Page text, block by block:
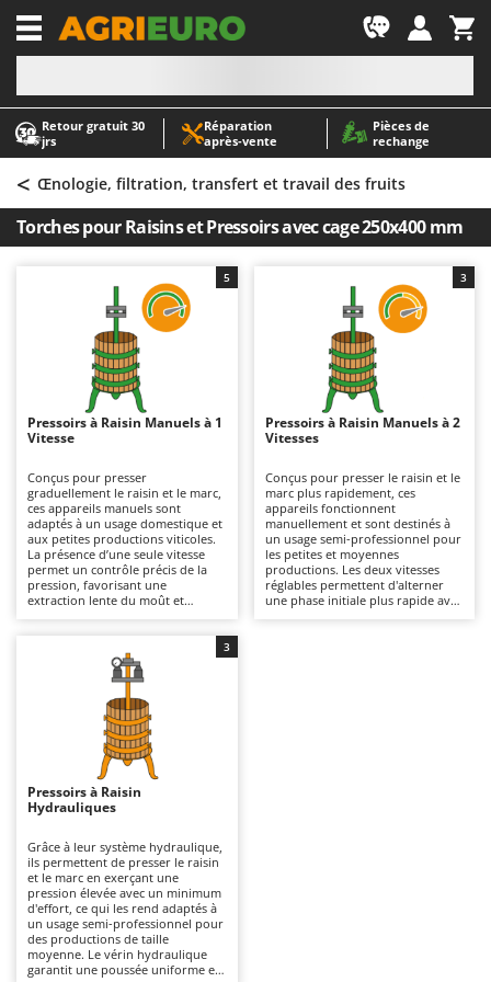
Retour gratuit 30
jrs
Réparation
après‑vente
Pièces de
rechange
-1
A
Abris de jardin
Accessoires pour tracteurs tondeuses autoportés
Aérateurs Scarificateurs pour gazon
Arracheuses de pommes de terre pour tracteur
Aspirateurs - Balais Électriques
Aspirateurs à cendres
Aspirateurs à feuilles sur roues
Aspirateurs de piscine
Aspirateurs Multifonctions
Atomiseurs agricoles pour tracteurs
Atomiseurs pour traitements
Autolaveuses
Autres produits
B
Balayeuses
Bancs de scie pour le bois - Scies à bûches
Barbecues
Bennes pour tracteur
Brosses pour sols extérieurs
Brouettes à moteur
Broyeurs à axe horizontal pour tracteur
Butteurs pour tracteur
C
Chargeurs de batterie - Démarreurs
Charrues pour tracteur
A
AgriEuro Premium
AgriEuro TOP-LINE
AGT
Airmec
AL-KO
ALA 2000
Alce
Alpina
Ama
Ambrogio Robot
Annovi Reverberi
ANTHBOT
Archman
Ariete
Artus
Attila
Ausonia
Awelco
B
Baesso
Bahco
< Œnologie, filtration, transfert et travail des fruits
Torches pour Raisins et Pressoirs avec cage 250x400 mm
Pressoirs à Raisin Manuels à 1
Vitesse
Conçus pour presser
graduellement le raisin et le marc,
ces appareils manuels sont
adaptés à un usage domestique et
aux petites productions viticoles.
La présence d’une seule vitesse
permet un contrôle précis de la
pression, favorisant une
extraction lente du moût et
caves domestiques, ils
garantissent une bonne qualité du
travail plus longs mais une plus
grande délicatesse. Après
utilisation, il faut nettoyer
soigneusement la cage et les
surfaces en contact avec le moût
afin d’en préserver l’hygiène et la
durée de vie.
5
Pressoirs à Raisin Manuels à 2
Vitesses
Conçus pour presser le raisin et le
marc plus rapidement, ces
appareils fonctionnent
manuellement et sont destinés à
un usage semi-professionnel pour
les petites et moyennes
productions. Les deux vitesses
réglables permettent d'alterner
une phase initiale plus rapide avec
3
Pressoirs à Raisin
Hydrauliques
Grâce à leur système hydraulique,
ils permettent de presser le raisin
et le marc en exerçant une
pression élevée avec un minimum
d'effort, ce qui les rend adaptés à
un usage semi-professionnel pour
des productions de taille
moyenne. Le vérin hydraulique
garantit une poussée uniforme et
3